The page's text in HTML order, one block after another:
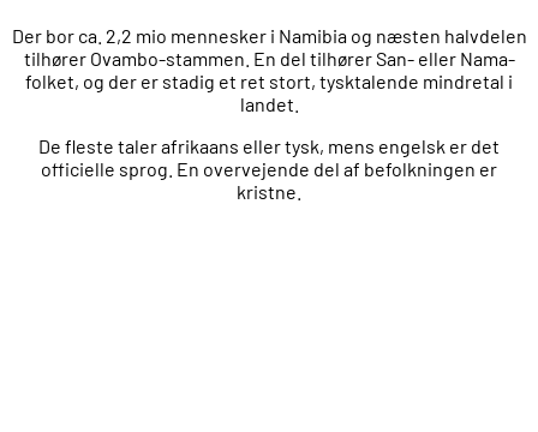
Der bor ca. 2,2 mio mennesker i Namibia og næsten halvdelen
tilhører Ovambo-stammen. En del tilhører San- eller Nama-
folket, og der er stadig et ret stort, tysktalende mindretal i
landet.
De fleste taler afrikaans eller tysk, mens engelsk er det
officielle sprog. En overvejende del af befolkningen er
kristne.